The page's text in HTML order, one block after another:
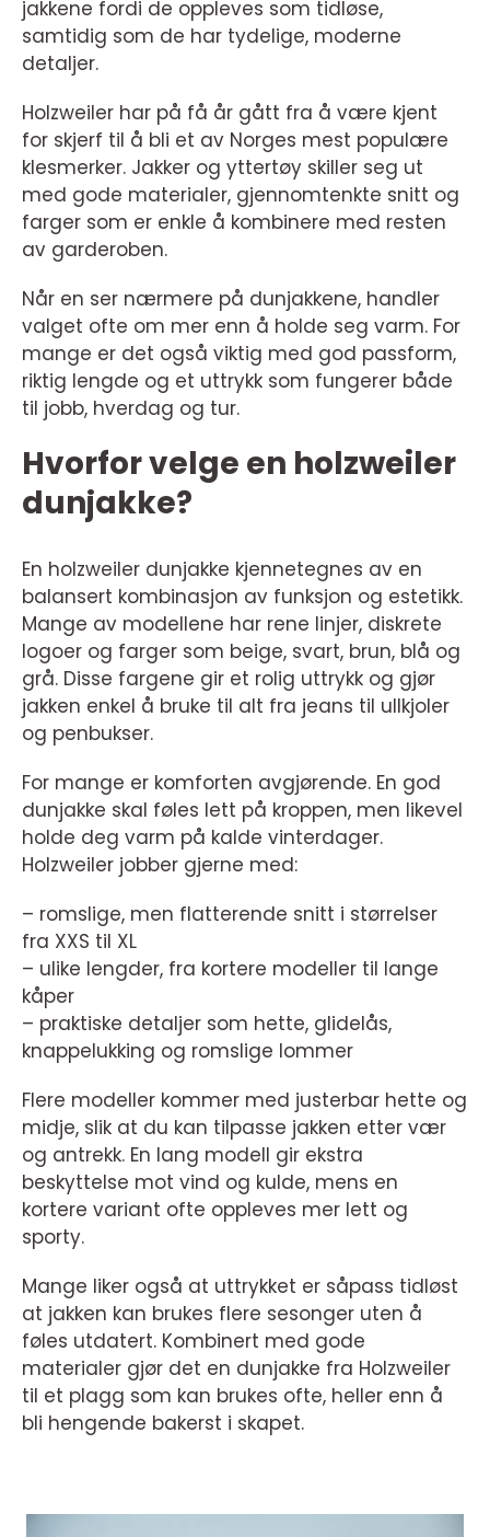
jakkene fordi de oppleves som tidløse,
samtidig som de har tydelige, moderne
detaljer.
Holzweiler har på få år gått fra å være kjent
for skjerf til å bli et av Norges mest populære
klesmerker. Jakker og yttertøy skiller seg ut
med gode materialer, gjennomtenkte snitt og
farger som er enkle å kombinere med resten
av garderoben.
Når en ser nærmere på dunjakkene, handler
valget ofte om mer enn å holde seg varm. For
mange er det også viktig med god passform,
riktig lengde og et uttrykk som fungerer både
til jobb, hverdag og tur.
Hvorfor velge en holzweiler
dunjakke?
En holzweiler dunjakke kjennetegnes av en
balansert kombinasjon av funksjon og estetikk.
Mange av modellene har rene linjer, diskrete
logoer og farger som beige, svart, brun, blå og
grå. Disse fargene gir et rolig uttrykk og gjør
jakken enkel å bruke til alt fra jeans til ullkjoler
og penbukser.
For mange er komforten avgjørende. En god
dunjakke skal føles lett på kroppen, men likevel
holde deg varm på kalde vinterdager.
Holzweiler jobber gjerne med:
– romslige, men flatterende snitt i størrelser
fra XXS til XL
– ulike lengder, fra kortere modeller til lange
kåper
– praktiske detaljer som hette, glidelås,
knappelukking og romslige lommer
Flere modeller kommer med justerbar hette og
midje, slik at du kan tilpasse jakken etter vær
og antrekk. En lang modell gir ekstra
beskyttelse mot vind og kulde, mens en
kortere variant ofte oppleves mer lett og
sporty.
Mange liker også at uttrykket er såpass tidløst
at jakken kan brukes flere sesonger uten å
føles utdatert. Kombinert med gode
materialer gjør det en dunjakke fra Holzweiler
til et plagg som kan brukes ofte, heller enn å
bli hengende bakerst i skapet.